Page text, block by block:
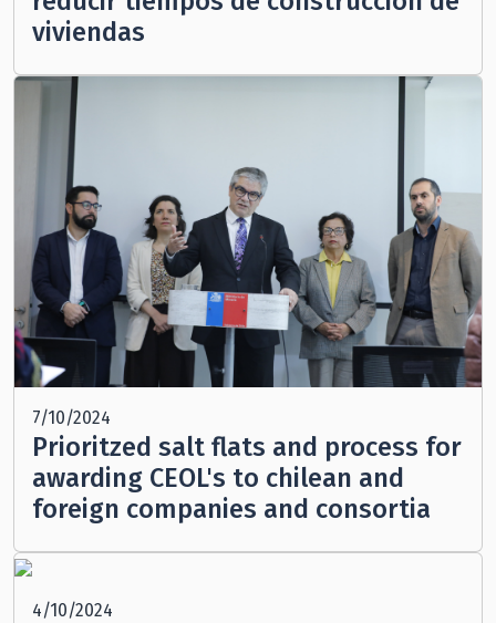
viviendas
7/10/2024
Prioritzed salt flats and process for
awarding CEOL's to chilean and
foreign companies and consortia
4/10/2024